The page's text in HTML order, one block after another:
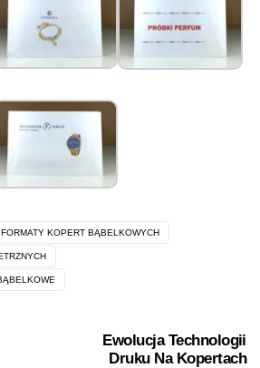
FORMATY KOPERT BĄBELKOWYCH
Ewolucja Technologii
Druku Na Kopertach